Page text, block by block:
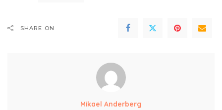
SHARE ON
Mikael Anderberg